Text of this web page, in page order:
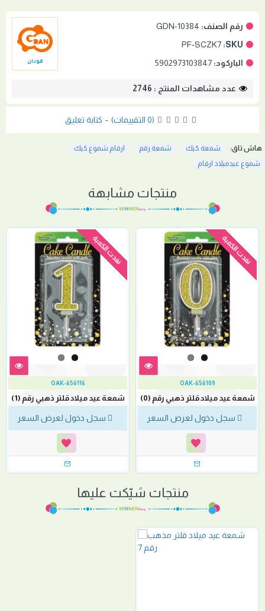
رقم الصنف: GDN-10384
SKU:
PF-SCZK7
الباركود: 5902973103847 قودان
عدد مشاهدات المنتج : 2746
(0 التقييمات) - كتابة تعليق
هاش تاق: شمعة كيك شمعة رقم
ارقام شموع كيك
شموع عيدميلاد ارقام
منتجات مشابهة
نفدت الكمية
OAK-656109
شمعة عيد ميلاد قلتر ذهبي رقم (0)
سجل دخول لعرض السعر
نفدت الكمية
OAK-656116
شمعة عيد ميلاد قلتر ذهبي رقم (1)
سجل دخول لعرض السعر
منتجات شيّكت عليها